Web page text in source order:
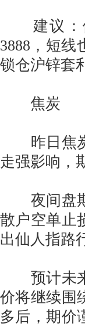
建议：依
3888，短线
锁仓沪锌套
焦炭
昨日焦炭
走强影响，
夜间盘期
散户空单止
出仙人指路
预计未来
价将继续围
多后，期价